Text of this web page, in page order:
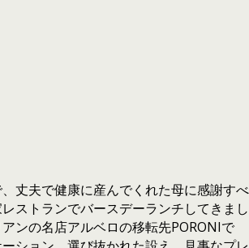
丈夫で健康に産んでくれた母に感謝すべ
ストランでバースデーランチしてきまし
ンの名店アルベロの移転先PORONIで